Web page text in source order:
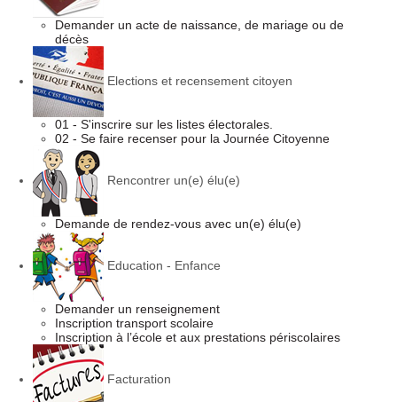
Demander un acte de naissance, de mariage ou de
décès
Elections et recensement citoyen
01 - S'inscrire sur les listes électorales.
02 - Se faire recenser pour la Journée Citoyenne
Rencontrer un(e) élu(e)
Demande de rendez-vous avec un(e) élu(e)
Education - Enfance
Demander un renseignement
Inscription transport scolaire
Inscription à l’école et aux prestations périscolaires
Facturation